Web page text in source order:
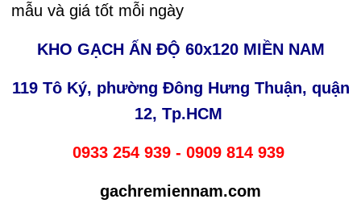
mẫu và giá tốt mỗi ngày
KHO GẠCH ẤN ĐỘ 60x120 MIỀN NAM
119 Tô Ký, phường Đông Hưng Thuận, quận
12, Tp.HCM
0933 254 939 - 0909 814 939
gachremiennam.com